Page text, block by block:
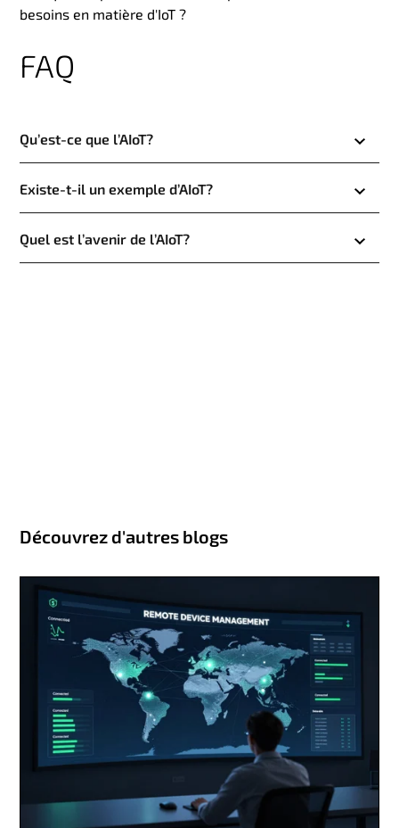
besoins en matière d'IoT ?
FAQ
Qu’est-ce que l’AIoT?
Existe-t-il un exemple d’AIoT?
Quel est l’avenir de l’AIoT?
Découvrez d'autres blogs